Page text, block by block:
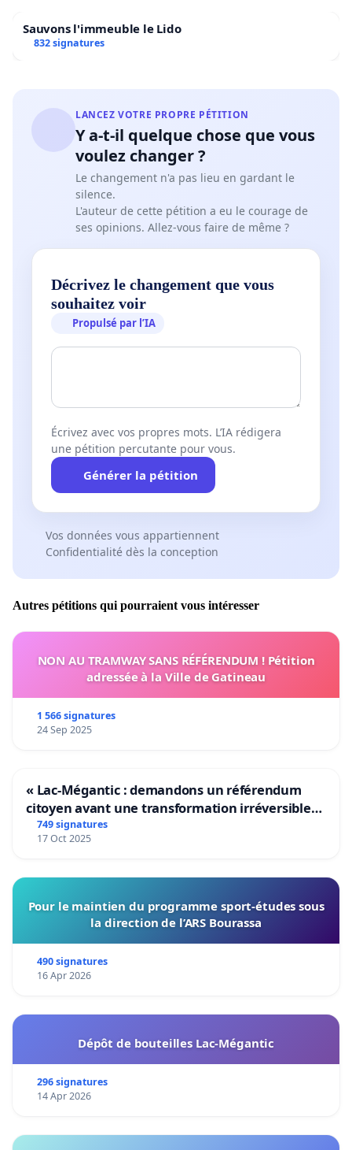
Sauvons l'immeuble le Lido
832 signatures
LANCEZ VOTRE PROPRE PÉTITION
Y a-t-il quelque chose que vous
voulez changer ?
Le changement n'a pas lieu en gardant le
silence.
L'auteur de cette pétition a eu le courage de
ses opinions. Allez-vous faire de même ?
Décrivez le changement que vous
souhaitez voir
Propulsé par l’IA
Écrivez avec vos propres mots. L’IA rédigera
une pétition percutante pour vous.
Générer la pétition
Vos données vous appartiennent
Confidentialité dès la conception
Autres pétitions qui pourraient vous intéresser
NON AU TRAMWAY SANS RÉFÉRENDUM ! Pétition
adressée à la Ville de Gatineau
1 566 signatures
24 Sep 2025
« Lac-Mégantic : demandons un référendum
citoyen avant une transformation irréversible
de notre territoire »
749 signatures
17 Oct 2025
Pour le maintien du programme sport-études sous
la direction de l’ARS Bourassa
490 signatures
16 Apr 2026
Dépôt de bouteilles Lac-Mégantic
296 signatures
14 Apr 2026